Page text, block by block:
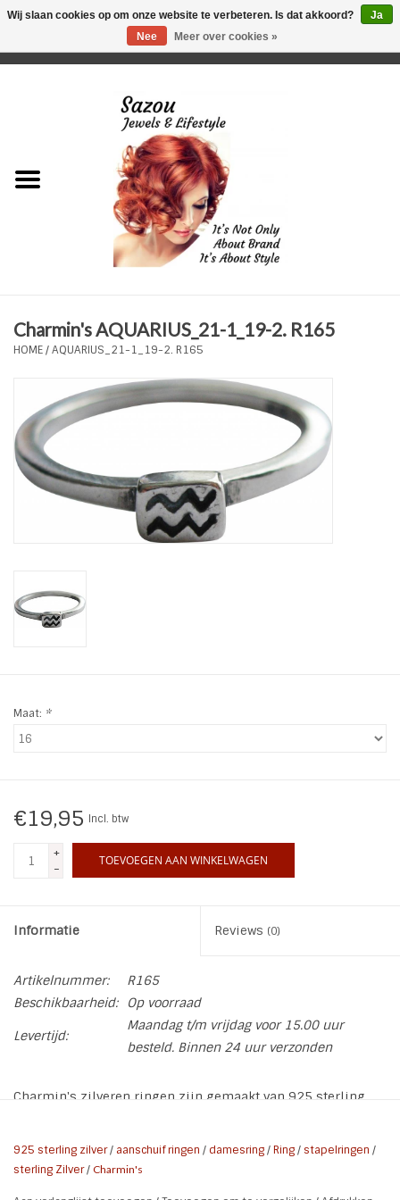
Just for Him
Plus Size Sieraden
Enkelbandjes
Tassen en meer
Haaraccesoires
Fashion
Ohlala Jewels
Blog
Charmin's AQUARIUS_21-1_19-2. R165
HOME/AQUARIUS_21-1_19-2. R165
Maat: *
€19,95 Incl. btw
+
-
TOEVOEGEN AAN WINKELWAGEN
Informatie Reviews (0)
Artikelnummer:
R165
Beschikbaarheid:
Op voorraad
Levertijd:
Maandag t/m vrijdag voor 15.00 uur
besteld. Binnen 24 uur verzonden
Charmin's zilveren ringen zijn gemaakt van 925 sterling
hebben een laagje rosé- of geelgoud met een transparante
coating. De steentjes zijn zirkonia en half edelstenen.
925 sterling zilver/ aanschuif ringen / damesring/Ring/stapelringen /
sterling Zilver/ Charmin's
Wij slaan cookies op om onze website te verbeteren. Is dat akkoord?
Ja
Nee
Meer over cookies »